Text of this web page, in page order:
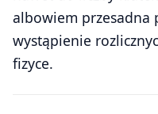
albowiem przesadna
wystąpienie
fizyce.